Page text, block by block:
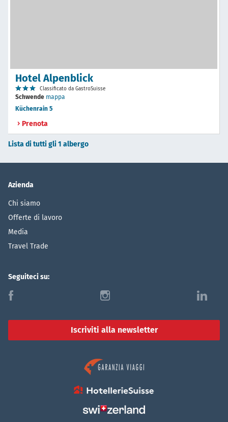
Hotel Alpenblick
Classificato da GastroSuisse
Schwende mappa
Küchenrain 5
Prenota
Lista di tutti gli 1 albergo
Azienda
Chi siamo
Offerte di lavoro
Media
Travel Trade
Seguiteci su:
f i l
Iscriviti alla newsletter